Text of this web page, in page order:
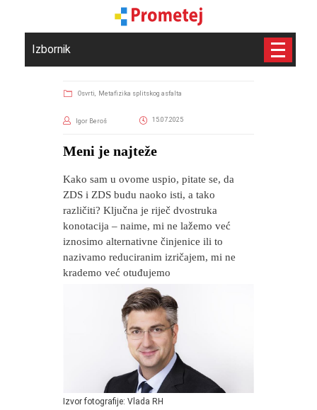
Izbornik
Osvrti, Metafizika splitskog asfalta
Igor Beroš 15.07.2025
​Meni je najteže
Kako sam u ovome uspio, pitate se, da
ZDS i ZDS budu naoko isti, a tako
različiti? Ključna je riječ dvostruka
konotacija – naime, mi ne lažemo već
iznosimo alternativne činjenice ili to
nazivamo reduciranim izričajem, mi ne
krademo već otuđujemo
Izvor fotografije: Vlada RH